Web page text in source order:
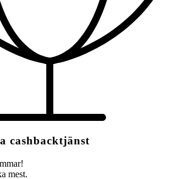
cashbacktjänst
mest.